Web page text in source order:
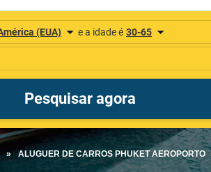
» ALUGUER DE CARROS PHUKET AEROPORTO